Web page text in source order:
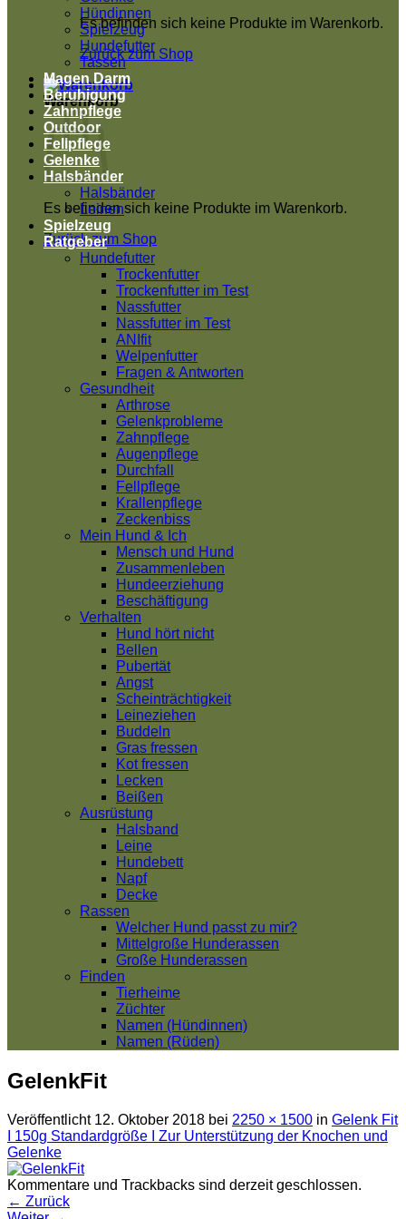
Es befinden sich keine Produkte im Warenkorb.
Zurück zum Shop
Warenkorb
Es befinden sich keine Produkte im Warenkorb.
Zurück zum Shop
Hündinnen
Spielzeug
Hundefutter
Tassen
Magen Darm
Beruhigung
Zahnpflege
Outdoor
Fellpflege
Gelenke
Halsbänder
Halsbänder
Leinen
Spielzeug
Ratgeber
Hundefutter
Trockenfutter
Trockenfutter im Test
Nassfutter
Nassfutter im Test
ANIfit
Welpenfutter
Fragen & Antworten
Gesundheit
Arthrose
Gelenkprobleme
Zahnpflege
Augenpflege
Durchfall
Fellpflege
Krallenpflege
Zeckenbiss
Mein Hund & Ich
Mensch und Hund
Zusammenleben
Hundeerziehung
Beschäftigung
Verhalten
Hund hört nicht
Bellen
Pubertät
Angst
Scheinträchtigkeit
Leineziehen
Buddeln
Gras fressen
Kot fressen
Lecken
Beißen
Ausrüstung
Halsband
Leine
Hundebett
Napf
Decke
Rassen
Welcher Hund passt zu mir?
Mittelgroße Hunderassen
Große Hunderassen
Finden
Tierheime
Züchter
Namen (Hündinnen)
Namen (Rüden)
GelenkFit
Veröffentlicht 12. Oktober 2018 bei 2250 × 1500 in Gelenk Fit
I 150g Standardgröße I Zur Unterstützung der Knochen und
Gelenke
Kommentare und Trackbacks sind derzeit geschlossen.
← Zurück